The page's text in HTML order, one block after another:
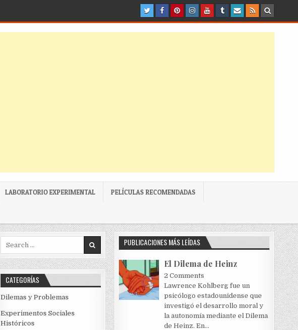
LABORATORIO EXPERIMENTAL PELÍCULAS RECOMENDADAS
CATEGORÍAS
Dilemas y Problemas
Experimentos Sociales
Históricos
PUBLICACIONES MÁS LEÍDAS
El Dilema de Heinz
2 Comments
Lawrence Kohlberg fue un
psicólogo estadounidense que
investigó el desarrollo moral y
la autonomía mediante el Dilema
de Heinz. En...